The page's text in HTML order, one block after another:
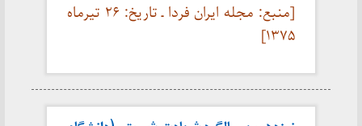
[منبع: مجله ایران فردا ـ تاریخ: ۲۶ تیرماه
۱۳۷۵]